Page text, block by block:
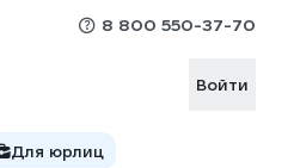
8 800 550-37-70
Войти
Для юрлиц